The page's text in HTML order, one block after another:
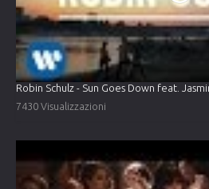
Robin Schulz - Sun Goes Down feat.
7430 Visualizzazioni